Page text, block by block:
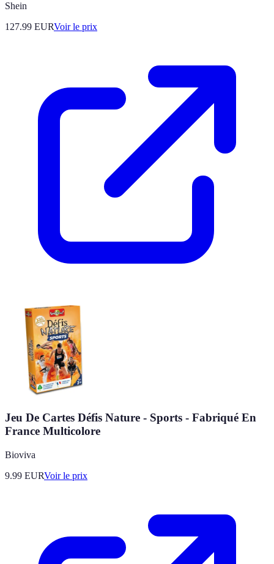
Shein
127.99 EURVoir le prix
Jeu De Cartes Défis Nature - Sports - Fabriqué En
France Multicolore
Bioviva
9.99 EURVoir le prix